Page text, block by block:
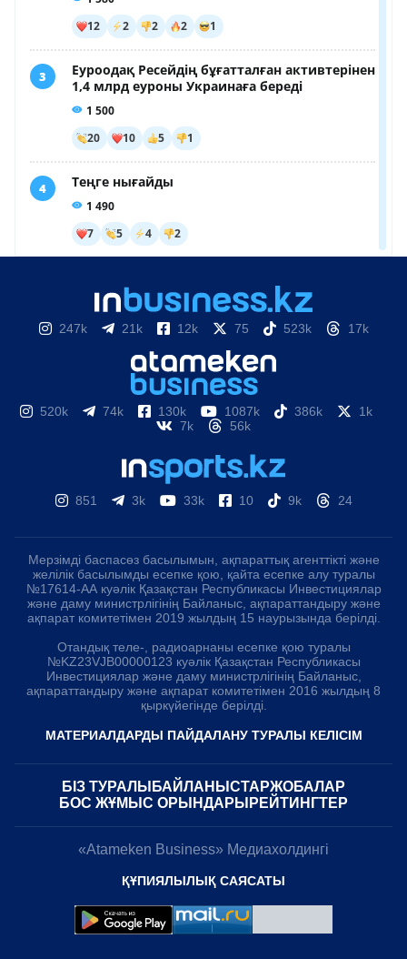
247k 21k 12k 75 523k 17k
520k 74k 130k 1087k 386k
1k
7k
56k
851 3k 33k 10 9k 24
Мерзімді баспасөз басылымын, ақпараттық агенттікті және
желілік басылымды есепке қою, қайта есепке алу туралы
№17614-АА куәлік Қазақстан Республикасы Инвестициялар
және даму министрлігінің Байланыс, ақпараттандыру және
ақпарат комитетімен 2019 жылдың 15 наурызында берілді.
Отандық теле-, радиоарнаны есепке қою туралы
№KZ23VJB00000123 куәлік Қазақстан Республикасы
Инвестициялар және даму министрлігінің Байланыс,
ақпараттандыру және ақпарат комитетімен 2016 жылдың 8
қыркүйегінде берілді.
МАТЕРИАЛДАРДЫ ПАЙДАЛАНУ ТУРАЛЫ КЕЛІСІМ
БІЗ ТУРАЛЫ БАЙЛАНЫСТАРЖОБАЛАР
БОС ЖҰМЫС ОРЫНДАРЫ РЕЙТИНГТЕР
«Atameken Business» Медиахолдингі
ҚҰПИЯЛЫЛЫҚ САЯСАТЫ